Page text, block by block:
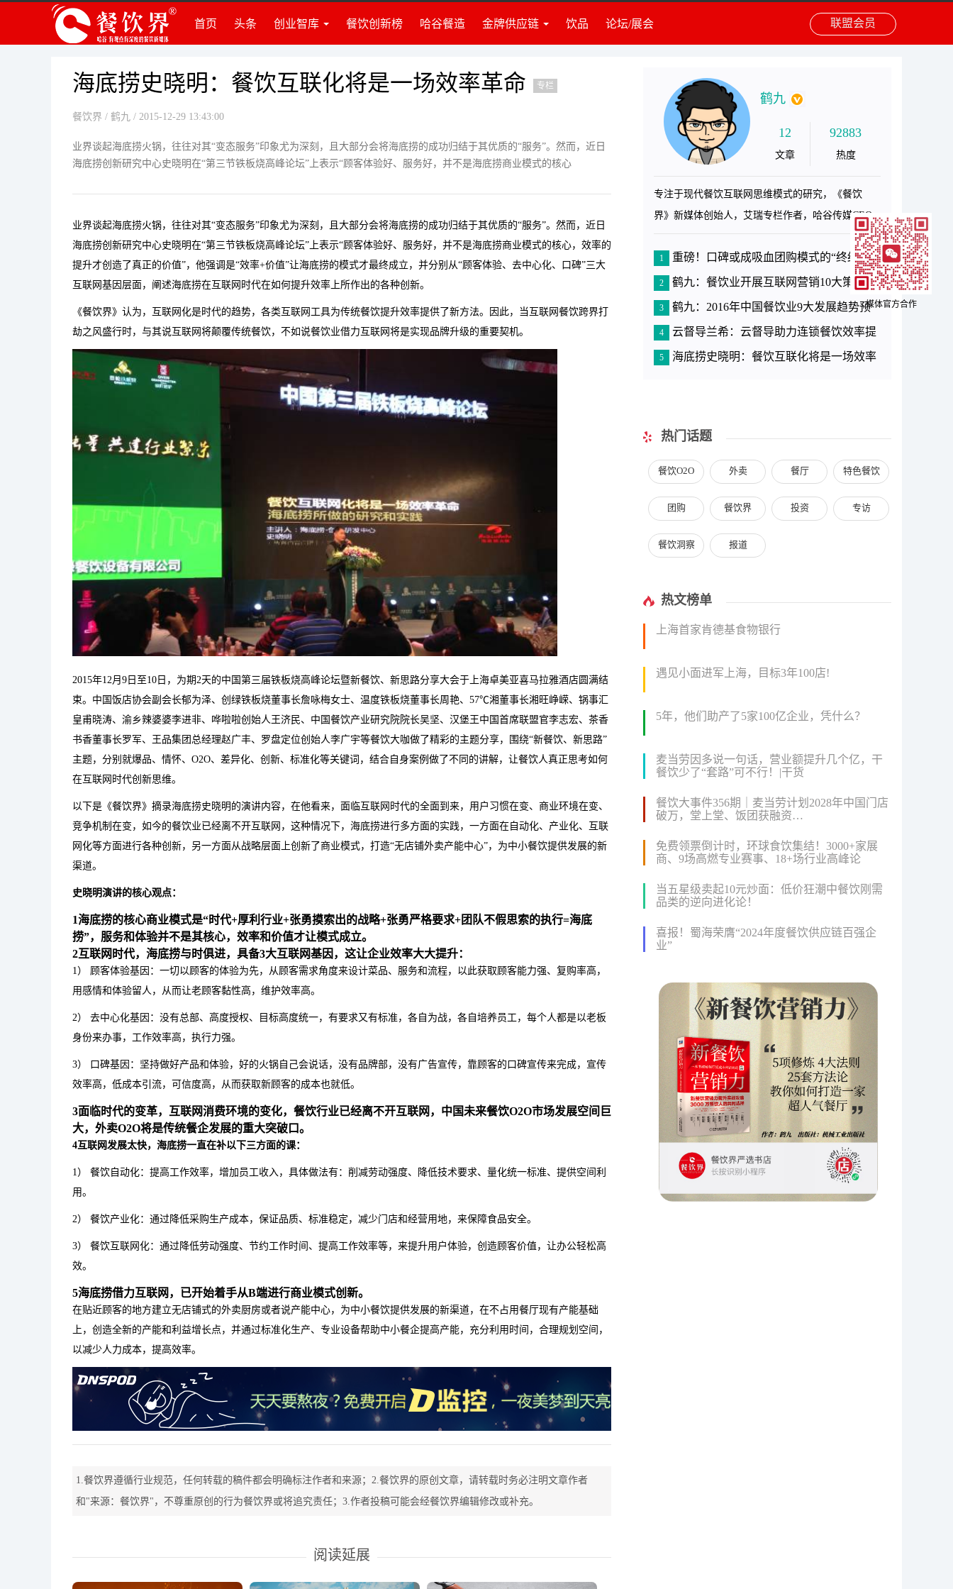
首页 头条 创业智库
创业准备
创业资讯
组建团队
品牌营销
创投资讯
法律政策
餐饮创新榜 哈谷餐造 金牌供应链
食材
调料
门店装修
设备设施
仓储物流
饮品 论坛/展会 联盟会员
海底捞史晓明：餐饮互联化将是一场效率革命 专栏
餐饮界 / 鹤九 / 2015-12-29 13:43:00
业界谈起海底捞火锅，往往对其“变态服务”印象尤为深刻，且大部分会将海底捞的成功归结于其优质的“服务”。然而，近日
海底捞创新研究中心史晓明在“第三节铁板烧高峰论坛”上表示“顾客体验好、服务好，并不是海底捞商业模式的核心
业界谈起海底捞火锅，往往对其“变态服务”印象尤为深刻，且大部分会将海底捞的成功归结于其优质的“服务”。然而，近日
海底捞创新研究中心史晓明在“第三节铁板烧高峰论坛”上表示“顾客体验好、服务好，并不是海底捞商业模式的核心，效率的
提升才创造了真正的价值”，他强调是“效率+价值”让海底捞的模式才最终成立，并分别从“顾客体验、去中心化、口碑”三大
互联网基因层面，阐述海底捞在互联网时代在如何提升效率上所作出的各种创新。
《餐饮界》认为，互联网化是时代的趋势，各类互联网工具为传统餐饮提升效率提供了新方法。因此，当互联网餐饮跨界打
劫之风盛行时，与其说互联网将颠覆传统餐饮，不如说餐饮业借力互联网将是实现品牌升级的重要契机。
2015年12月9日至10日，为期2天的中国第三届铁板烧高峰论坛暨新餐饮、新思路分享大会于上海卓美亚喜马拉雅酒店圆满结
束。中国饭店协会副会长郁为泽、创绿铁板烧董事长詹咏梅女士、温度铁板烧董事长周艳、57℃湘董事长湘旺峥嵘、锅事汇
皇甫晓涛、渝乡辣婆婆李进非、哗啦啦创始人王济民、中国餐饮产业研究院院长吴坚、汉堡王中国首席联盟官李志宏、茶香
书香董事长罗军、王品集团总经理赵广丰、罗盘定位创始人李广宇等餐饮大咖做了精彩的主题分享，围绕“新餐饮、新思路”
主题，分别就爆品、情怀、O2O、差异化、创新、标准化等关键词，结合自身案例做了不同的讲解，让餐饮人真正思考如何
在互联网时代创新思维。
以下是《餐饮界》摘录海底捞史晓明的演讲内容，在他看来，面临互联网时代的全面到来，用户习惯在变、商业环境在变、
竞争机制在变，如今的餐饮业已经离不开互联网，这种情况下，海底捞进行多方面的实践，一方面在自动化、产业化、互联
网化等方面进行各种创新，另一方面从战略层面上创新了商业模式，打造“无店铺外卖产能中心”，为中小餐饮提供发展的新
渠道。
史晓明演讲的核心观点：
1海底捞的核心商业模式是“时代+厚利行业+张勇摸索出的战略+张勇严格要求+团队不假思索的执行=海底
捞”，服务和体验并不是其核心，效率和价值才让模式成立。
2互联网时代，海底捞与时俱进，具备3大互联网基因，这让企业效率大大提升：
1） 顾客体验基因：一切以顾客的体验为先，从顾客需求角度来设计菜品、服务和流程，以此获取顾客能力强、复购率高，
用感情和体验留人，从而让老顾客黏性高，维护效率高。
2） 去中心化基因：没有总部、高度授权、目标高度统一，有要求又有标准，各自为战，各自培养员工，每个人都是以老板
身份来办事，工作效率高，执行力强。
3） 口碑基因：坚持做好产品和体验，好的火锅自己会说话，没有品牌部，没有广告宣传，靠顾客的口碑宣传来完成，宣传
效率高，低成本引流，可信度高，从而获取新顾客的成本也就低。
3面临时代的变革，互联网消费环境的变化，餐饮行业已经离不开互联网，中国未来餐饮O2O市场发展空间巨
大，外卖O2O将是传统餐企发展的重大突破口。
4互联网发展太快，海底捞一直在补以下三方面的课：
1） 餐饮自动化：提高工作效率，增加员工收入，具体做法有：削减劳动强度、降低技术要求、量化统一标准、提供空间利
用。
2） 餐饮产业化：通过降低采购生产成本，保证品质、标准稳定，减少门店和经营用地，来保障食品安全。
3） 餐饮互联网化：通过降低劳动强度、节约工作时间、提高工作效率等，来提升用户体验，创造顾客价值，让办公轻松高
效。
5海底捞借力互联网，已开始着手从B端进行商业模式创新。
在贴近顾客的地方建立无店铺式的外卖厨房或者说产能中心，为中小餐饮提供发展的新渠道，在不占用餐厅现有产能基础
上，创造全新的产能和利益增长点，并通过标准化生产、专业设备帮助中小餐企提高产能，充分利用时间，合理规划空间，
以减少人力成本，提高效率。
1.餐饮界遵循行业规范，任何转载的稿件都会明确标注作者和来源；2.餐饮界的原创文章，请转载时务必注明文章作者
和"来源：餐饮界"，不尊重原创的行为餐饮界或将追究责任；3.作者投稿可能会经餐饮界编辑修改或补充。
阅读延展
鹤九
12
文章
92883
热度
专注于现代餐饮互联网思维模式的研究，《餐饮
界》新媒体创始人，艾瑞专栏作者，哈谷传媒CEO
1 重磅！口碑或成吸血团购模式的“终结者”
2 鹤九：餐饮业开展互联网营销10大策略
3 鹤九：2016年中国餐饮业9大发展趋势预
测
4 云督导兰希：云督导助力连锁餐饮效率提
升
5 海底捞史晓明：餐饮互联化将是一场效率
热门话题
餐饮O2O 外卖 餐厅 特色餐饮
团购 餐饮界 投资 专访
餐饮洞察 报道
热文榜单
上海首家肯德基食物银行
遇见小面进军上海，目标3年100店!
5年，他们助产了5家100亿企业，凭什么？
麦当劳因多说一句话，营业额提升几个亿，干
餐饮少了“套路”可不行！|干货
餐饮大事件356期｜麦当劳计划2028年中国门店
破万，堂上堂、饭团获融资…
免费领票倒计时，环球食饮集结！3000+家展
商、9场高燃专业赛事、18+场行业高峰论
当五星级卖起10元炒面：低价狂潮中餐饮刚需
品类的逆向进化论！
喜报！蜀海荣膺“2024年度餐饮供应链百强企
业”
媒体官方合作